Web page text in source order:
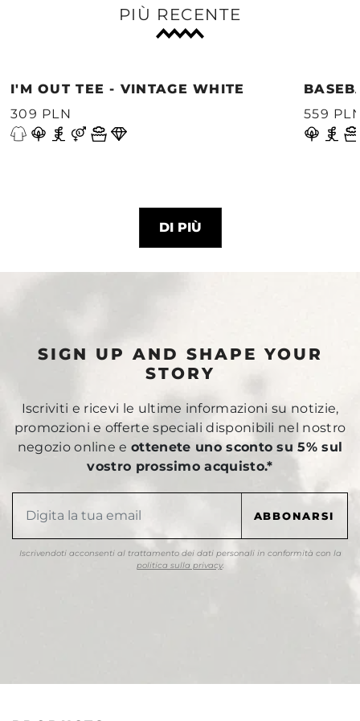
PIÙ RECENTE
I'M OUT TEE - VINTAGE WHITE
309 PLN
559
DI PIÙ
SIGN UP AND SHAPE YOUR
STORY
Iscriviti e ricevi le ultime informazioni su notizie,
promozioni e offerte speciali disponibili nel nostro
negozio online eottenete uno sconto su 5% sul
vostro prossimo acquisto.*
Iscrivendoti acconsenti al trattamento dei dati personali in conformità con la
politica sulla privacy.